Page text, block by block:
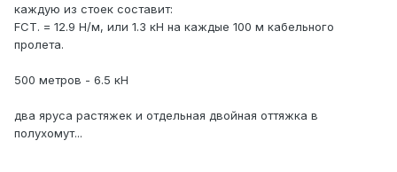
каждую из стоек составит:
FCT. = 12.9 Н/м, или 1.3 кН на каждые 100 м кабельного
пролета.
500 метров - 6.5 кН
два яруса растяжек и отдельная двойная оттяжка в
полухомут...